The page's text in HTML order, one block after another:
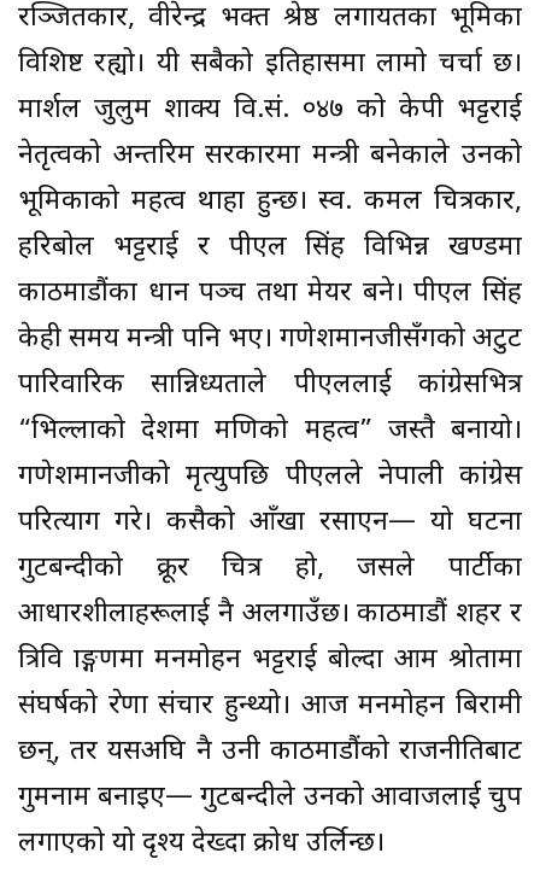
रञ्जितकार, वीरेन्द्र भक्त श्रेष्ठ लगायतका भूमिका
विशिष्ट रह्यो। यी सबैको इतिहासमा लामो चर्चा छ।
मार्शल जुलुम शाक्य वि.सं. ०४७ को केपी भट्टराई
नेतृत्वको अन्तरिम सरकारमा मन्त्री बनेकाले उनको
भूमिकाको महत्व थाहा हुन्छ। स्व. कमल चित्रकार,
हरिबोल भट्टराई र पीएल सिंह विभिन्न खण्डमा
काठमाडौंका प्रधान पञ्च तथा मेयर बने। पीएल सिंह
केही समय मन्त्री पनि भए। गणेशमानजीसँगको अटुट
पारिवारिक सान्निध्यताले पीएललाई कांग्रेसभित्र
“भिल्लाको देशमा मणिको महत्व” जस्तै बनायो।
गणेशमानजीको मृत्युपछि पीएलले नेपाली कांग्रेस
परित्याग गरे। कसैको आँखा रसाएन— यो घटना
गुटबन्दीको क्रूर चित्र हो, जसले पार्टीका
आधारशीलाहरूलाई नै अलगाउँछ। काठमाडौं शहर र
त्रिवि प्राङ्गणमा मनमोहन भट्टराई बोल्दा आम श्रोतामा
संघर्षको प्रेरणा संचार हुन्थ्यो। आज मनमोहन बिरामी
छन्, तर यसअघि नै उनी काठमाडौंको राजनीतिबाट
गुमनाम बनाइए— गुटबन्दीले उनको आवाजलाई चुप
लगाएको यो दृश्य देख्दा क्रोध उर्लिन्छ।